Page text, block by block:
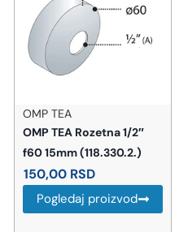
OMP TEA
OMP TEA Rozetna 1/2″
f60 15mm (118.330.2.)
150,00 RSD
Pogledaj proizvod